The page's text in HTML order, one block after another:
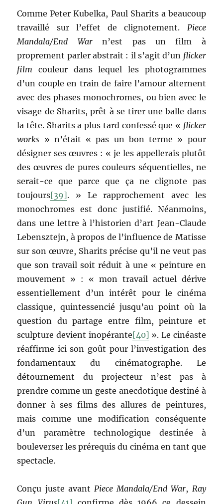
Comme Peter Kubelka, Paul Sharits a beaucoup
travaillé sur l’effet de clignotement. Piece
Mandala/End Warn’est pas un film à
proprement parler abstrait : il s’agit d’un flicker
film couleur dans lequel les photogrammes
d’un couple en train de faire l’amour alternent
avec des phases monochromes, ou bien avec le
visage de Sharits, prêt à se tirer une balle dans
la tête. Sharits a plus tard confessé que « flicker
works » n’était « pas un bon terme » pour
désigner ses œuvres : « je les appellerais plutôt
des œuvres de pures couleurs séquentielles, ne
serait-ce que parce que ça ne clignote pas
toujours[39]. » Le rapprochement avec les
monochromes est donc justifié. Néanmoins,
dans une lettre à l’historien d’art Jean-Claude
Lebensztejn, à propos de l’influence de Matisse
sur son œuvre, Sharits précise qu’il ne veut pas
que son travail soit réduit à une « peinture en
mouvement » : « mon travail actuel dérive
essentiellement d’un intérêt pour le cinéma
classique, quintessencié jusqu’au point où la
question du partage entre film, peinture et
sculpture devient inopérante[40] ». Le cinéaste
réaffirme ici son goût pour l’investigation des
fondamentaux du cinématographe. Le
détournement du projecteur n’est pas à
prendre comme un geste anecdotique destiné à
donner à ses films des allures de peintures,
mais comme une modification conséquente
d’un paramètre technologique destinée à
bouleverser les prérequis du cinéma en tant que
spectacle.
Conçu juste avant Piece Mandala/End War, Ray